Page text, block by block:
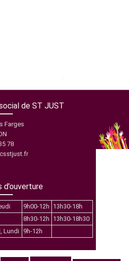
de ST JUST
Farges
78
d’ouverture
9h00-12h 13h30-18h
8h30-12h 13h30-18h30
Lundi 9h-12h